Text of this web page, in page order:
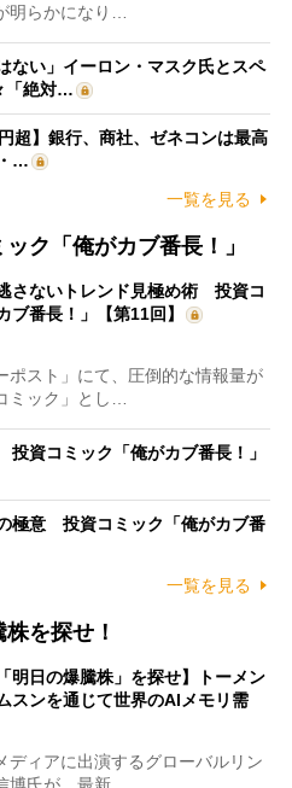
明らかになり…
ない」イーロン・マスク氏とスペ
「絶対…
超】銀行、商社、ゼネコンは最高
…
一覧を見る
ク「俺がカブ番長！」
さないトレンド見極め術 投資コ
ブ番長！」【第11回】
スト」にて、圧倒的な情報量が
ミック」とし…
資コミック「俺がカブ番長！」
極意 投資コミック「俺がカブ番
一覧を見る
を探せ！
明日の爆騰株」を探せ】トーメン
スンを通じて世界のAIメモリ需
ィアに出演するグローバルリン
博氏が、最新…